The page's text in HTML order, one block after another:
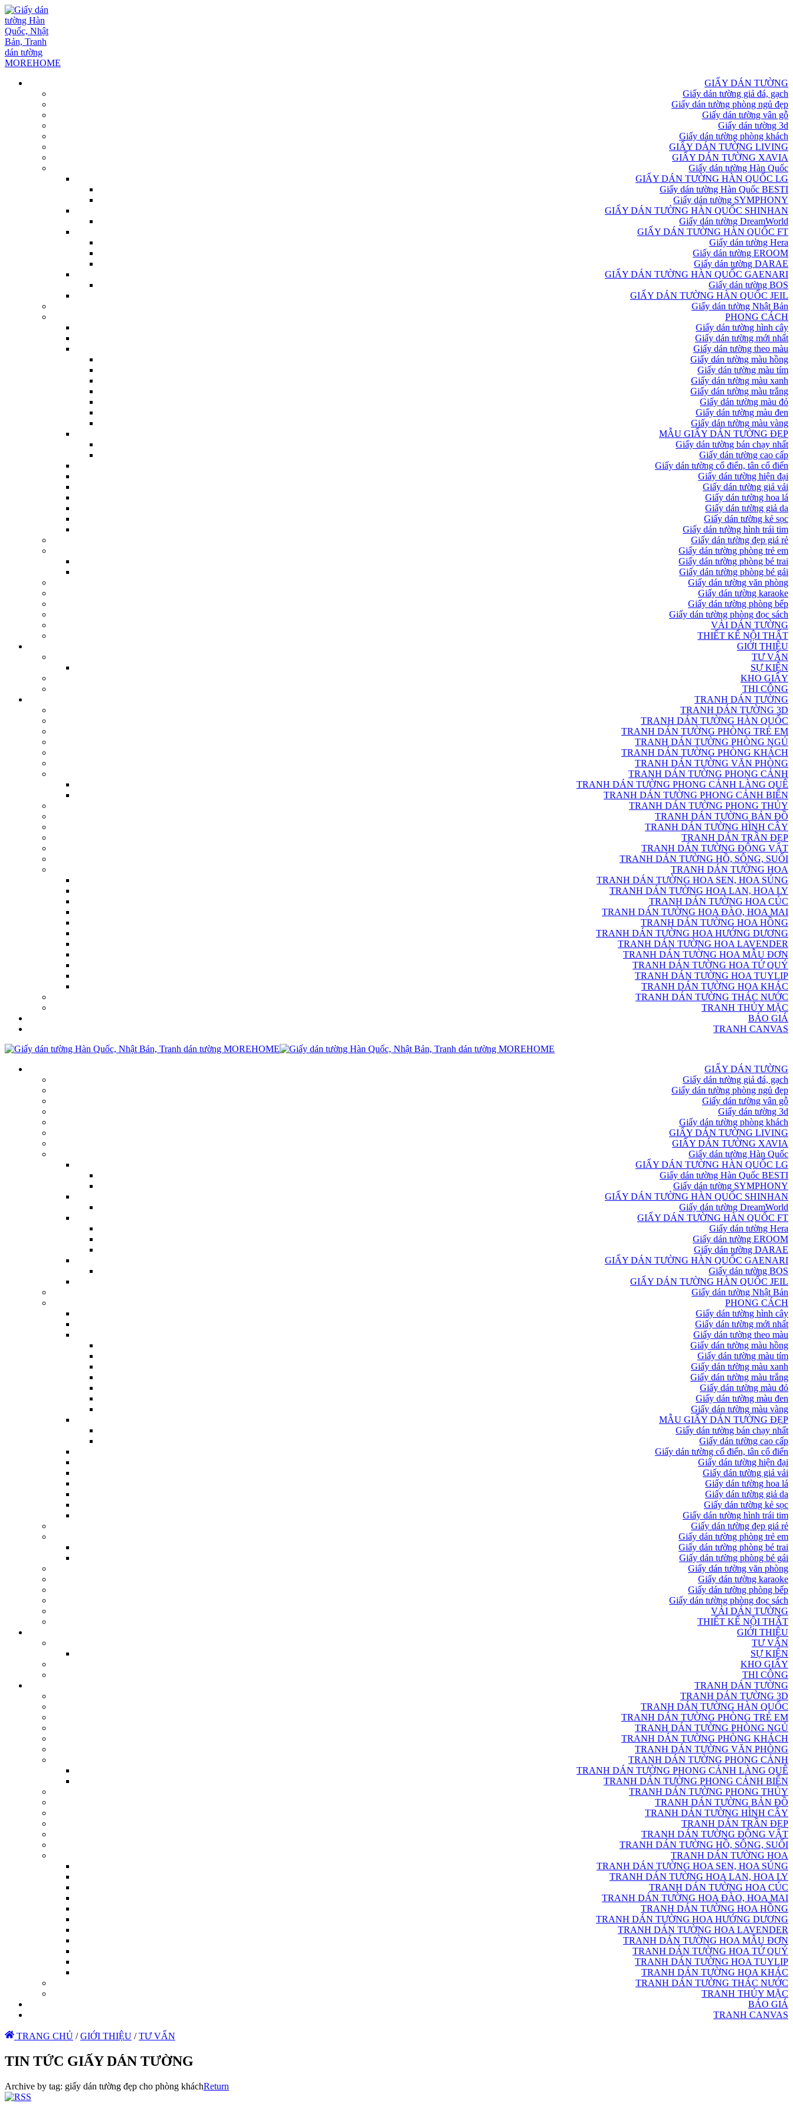
GIẤY DÁN TƯỜNG
Giấy dán tường giả đá, gạch
Giấy dán tường phòng ngủ đẹp
Giấy dán tường vân gỗ
Giấy dán tường 3d
Giấy dán tường phòng khách
GIẤY DÁN TƯỜNG LIVING
GIẤY DÁN TƯỜNG XAVIA
Giấy dán tường Hàn Quốc
GIẤY DÁN TƯỜNG HÀN QUỐC LG
Giấy dán tường Hàn Quốc BESTI
Giấy dán tường SYMPHONY
GIẤY DÁN TƯỜNG HÀN QUỐC SHINHAN
Giấy dán tường DreamWorld
GIẤY DÁN TƯỜNG HÀN QUỐC FT
Giấy dán tường Hera
Giấy dán tường EROOM
Giấy dán tường DARAE
GIẤY DÁN TƯỜNG HÀN QUỐC GAENARI
Giấy dán tường BOS
GIẤY DÁN TƯỜNG HÀN QUỐC JEIL
Giấy dán tường Nhật Bản
PHONG CÁCH
Giấy dán tường hình cây
Giấy dán tường mới nhất
Giấy dán tường theo màu
Giấy dán tường màu hồng
Giấy dán tường màu tím
Giấy dán tường màu xanh
Giấy dán tường màu trắng
Giấy dán tường màu đỏ
Giấy dán tường màu đen
Giấy dán tường màu vàng
MẪU GIẤY DÁN TƯỜNG ĐẸP
Giấy dán tường bán chạy nhất
Giấy dán tường cao cấp
Giấy dán tường cổ điển, tân cổ điển
Giấy dán tường hiện đại
Giấy dán tường giả vải
Giấy dán tường hoa lá
Giấy dán tường giả da
Giấy dán tường kẻ sọc
Giấy dán tường hình trái tim
Giấy dán tường đẹp giá rẻ
Giấy dán tường phòng trẻ em
Giấy dán tường phòng bé trai
Giấy dán tường phòng bé gái
Giấy dán tường văn phòng
Giấy dán tường karaoke
Giấy dán tường phòng bếp
Giấy dán tường phòng đọc sách
VẢI DÁN TƯỜNG
THIẾT KẾ NỘI THẤT
GIỚI THIỆU
TƯ VẤN
SỰ KIỆN
KHO GIẤY
THI CÔNG
TRANH DÁN TƯỜNG
TRANH DÁN TƯỜNG 3D
TRANH DÁN TƯỜNG HÀN QUỐC
TRANH DÁN TƯỜNG PHÒNG TRẺ EM
TRANH DÁN TƯỜNG PHÒNG NGỦ
TRANH DÁN TƯỜNG PHÒNG KHÁCH
TRANH DÁN TƯỜNG VĂN PHÒNG
TRANH DÁN TƯỜNG PHONG CẢNH
TRANH DÁN TƯỜNG PHONG CẢNH LÀNG QUÊ
TRANH DÁN TƯỜNG PHONG CẢNH BIỂN
TRANH DÁN TƯỜNG PHONG THỦY
TRANH DÁN TƯỜNG BẢN ĐỒ
TRANH DÁN TƯỜNG HÌNH CÂY
TRANH DÁN TRẦN ĐẸP
TRANH DÁN TƯỜNG ĐỘNG VẬT
TRANH DÁN TƯỜNG HỒ, SÔNG, SUỐI
TRANH DÁN TƯỜNG HOA
TRANH DÁN TƯỜNG HOA SEN, HOA SÚNG
TRANH DÁN TƯỜNG HOA LAN, HOA LY
TRANH DÁN TƯỜNG HOA CÚC
TRANH DÁN TƯỜNG HOA ĐÀO, HOA MAI
TRANH DÁN TƯỜNG HOA HỒNG
TRANH DÁN TƯỜNG HOA HƯỚNG DƯƠNG
TRANH DÁN TƯỜNG HOA LAVENDER
TRANH DÁN TƯỜNG HOA MẪU ĐƠN
TRANH DÁN TƯỜNG HOA TỨ QUÝ
TRANH DÁN TƯỜNG HOA TUYLIP
TRANH DÁN TƯỜNG HOA KHÁC
TRANH DÁN TƯỜNG THÁC NƯỚC
TRANH THỦY MẶC
BÁO GIÁ
TRANH CANVAS
GIẤY DÁN TƯỜNG
Giấy dán tường giả đá, gạch
Giấy dán tường phòng ngủ đẹp
Giấy dán tường vân gỗ
Giấy dán tường 3d
Giấy dán tường phòng khách
GIẤY DÁN TƯỜNG LIVING
GIẤY DÁN TƯỜNG XAVIA
Giấy dán tường Hàn Quốc
GIẤY DÁN TƯỜNG HÀN QUỐC LG
Giấy dán tường Hàn Quốc BESTI
Giấy dán tường SYMPHONY
GIẤY DÁN TƯỜNG HÀN QUỐC SHINHAN
Giấy dán tường DreamWorld
GIẤY DÁN TƯỜNG HÀN QUỐC FT
Giấy dán tường Hera
Giấy dán tường EROOM
Giấy dán tường DARAE
GIẤY DÁN TƯỜNG HÀN QUỐC GAENARI
Giấy dán tường BOS
GIẤY DÁN TƯỜNG HÀN QUỐC JEIL
Giấy dán tường Nhật Bản
PHONG CÁCH
Giấy dán tường hình cây
Giấy dán tường mới nhất
Giấy dán tường theo màu
Giấy dán tường màu hồng
Giấy dán tường màu tím
Giấy dán tường màu xanh
Giấy dán tường màu trắng
Giấy dán tường màu đỏ
Giấy dán tường màu đen
Giấy dán tường màu vàng
MẪU GIẤY DÁN TƯỜNG ĐẸP
Giấy dán tường bán chạy nhất
Giấy dán tường cao cấp
Giấy dán tường cổ điển, tân cổ điển
Giấy dán tường hiện đại
Giấy dán tường giả vải
Giấy dán tường hoa lá
Giấy dán tường giả da
Giấy dán tường kẻ sọc
Giấy dán tường hình trái tim
Giấy dán tường đẹp giá rẻ
Giấy dán tường phòng trẻ em
Giấy dán tường phòng bé trai
Giấy dán tường phòng bé gái
Giấy dán tường văn phòng
Giấy dán tường karaoke
Giấy dán tường phòng bếp
Giấy dán tường phòng đọc sách
VẢI DÁN TƯỜNG
THIẾT KẾ NỘI THẤT
GIỚI THIỆU
TƯ VẤN
SỰ KIỆN
KHO GIẤY
THI CÔNG
TRANH DÁN TƯỜNG
TRANH DÁN TƯỜNG 3D
TRANH DÁN TƯỜNG HÀN QUỐC
TRANH DÁN TƯỜNG PHÒNG TRẺ EM
TRANH DÁN TƯỜNG PHÒNG NGỦ
TRANH DÁN TƯỜNG PHÒNG KHÁCH
TRANH DÁN TƯỜNG VĂN PHÒNG
TRANH DÁN TƯỜNG PHONG CẢNH
TRANH DÁN TƯỜNG PHONG CẢNH LÀNG QUÊ
TRANH DÁN TƯỜNG PHONG CẢNH BIỂN
TRANH DÁN TƯỜNG PHONG THỦY
TRANH DÁN TƯỜNG BẢN ĐỒ
TRANH DÁN TƯỜNG HÌNH CÂY
TRANH DÁN TRẦN ĐẸP
TRANH DÁN TƯỜNG ĐỘNG VẬT
TRANH DÁN TƯỜNG HỒ, SÔNG, SUỐI
TRANH DÁN TƯỜNG HOA
TRANH DÁN TƯỜNG HOA SEN, HOA SÚNG
TRANH DÁN TƯỜNG HOA LAN, HOA LY
TRANH DÁN TƯỜNG HOA CÚC
TRANH DÁN TƯỜNG HOA ĐÀO, HOA MAI
TRANH DÁN TƯỜNG HOA HỒNG
TRANH DÁN TƯỜNG HOA HƯỚNG DƯƠNG
TRANH DÁN TƯỜNG HOA LAVENDER
TRANH DÁN TƯỜNG HOA MẪU ĐƠN
TRANH DÁN TƯỜNG HOA TỨ QUÝ
TRANH DÁN TƯỜNG HOA TUYLIP
TRANH DÁN TƯỜNG HOA KHÁC
TRANH DÁN TƯỜNG THÁC NƯỚC
TRANH THỦY MẶC
BÁO GIÁ
TRANH CANVAS
TRANG CHỦ / GIỚI THIỆU / TƯ VẤN
TIN TỨC GIẤY DÁN TƯỜNG
Archive by tag: giấy dán tường đẹp cho phòng kháchReturn